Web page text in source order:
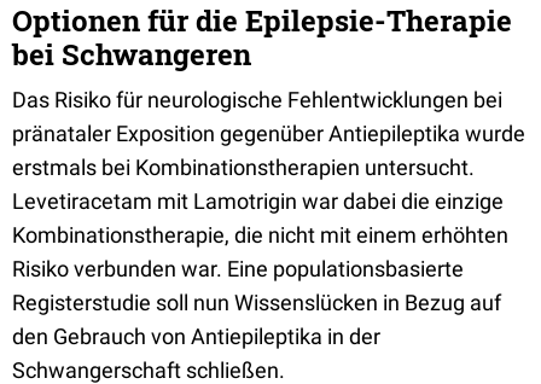
Optionen für die Epilepsie-Therapie
bei Schwangeren
Das Risiko für neurologische Fehlentwicklungen bei
pränataler Exposition gegenüber Antiepileptika wurde
erstmals bei Kombinationstherapien untersucht.
Levetiracetam mit Lamotrigin war dabei die einzige
Kombinationstherapie, die nicht mit einem erhöhten
Risiko verbunden war. Eine populationsbasierte
Registerstudie soll nun Wissenslücken in Bezug auf
den Gebrauch von Antiepileptika in der
Schwangerschaft schließen.